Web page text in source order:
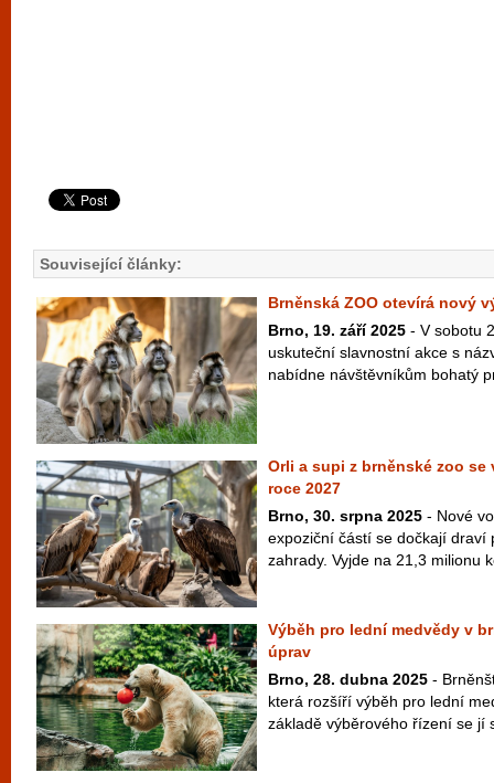
Související články:
Brněnská ZOO otevírá nový
Brno, 19. září 2025 - V sobotu
uskuteční slavnostní akce s
nabídne návštěvníkům bohatý
Orli a supi z brněnské zoo
roce 2027
Brno, 30. srpna 2025 - Nové
expoziční částí se dočkají draví
zahrady. Vyjde na 21,3 milionu
Výběh pro lední medvědy v
úprav
Brno, 28. dubna 2025 -
která rozšíří výběh pro lední
základě výběrového řízení se jí